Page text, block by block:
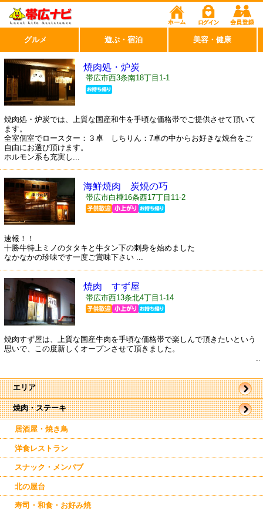
焼肉・ステーキ
居酒屋・焼き鳥
洋食レストラン
スナック・メンパブ
北の屋台
寿司・和食・お好み焼
エリア
帯広市
駅近郊
東帯広
西帯広
南帯広
芽室
上士幌
焼肉処・炉炭
帯広市西3条南18丁目1-1
焼肉処・炉炭では、上質な国産和牛を手頃な価格帯でご提供させて頂いて
ます。
全室個室でロースター：３卓 しちりん：7卓の中からお好きな焼台をご
自由にお選び頂けます。
ホルモン系も充実し...
海鮮焼肉 炭焼の巧
帯広市白樺16条西17丁目11-2
速報！！
十勝牛特上ミノのタタキと牛タン下の刺身を始めました
なかなかの珍味です一度ご賞味下さい ...
焼肉 すず屋
帯広市西13条北4丁目1-14
焼肉すず屋は、上質な国産牛肉を手頃な価格帯で楽しんで頂きたいという
思いで、この度新しくオープンさせて頂きました。
...
グルメ 遊ぶ・宿泊 美容・健康